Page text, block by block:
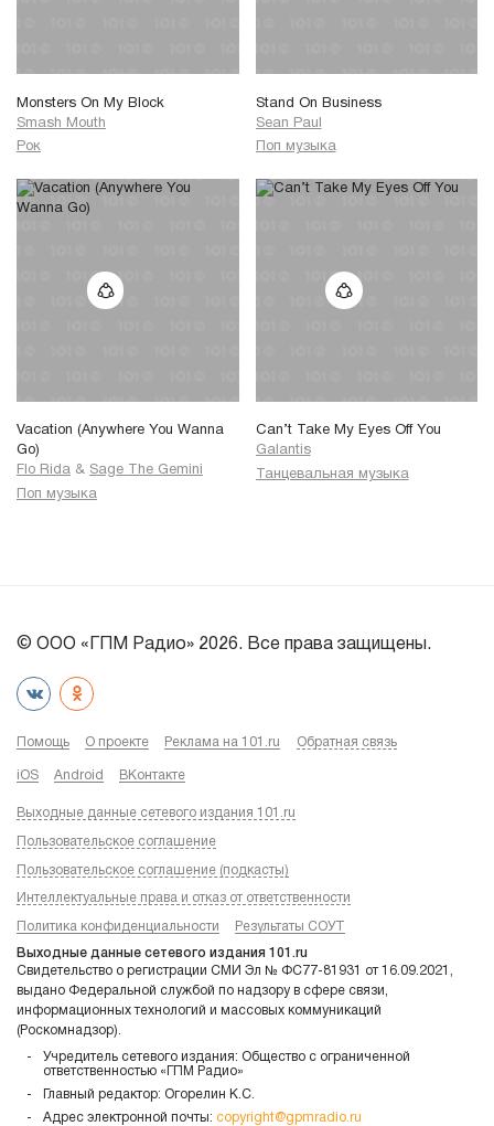
Monsters On My Block
Smash Mouth
Рок
Stand On Business
Sean Paul
Поп музыка
Vacation (Anywhere You Wanna
Go)
Flo Rida & Sage The Gemini
Поп музыка
Can’t Take My Eyes Off You
Galantis
Танцевальная музыка
© ООО «ГПМ Радио» 2026. Все права защищены.
Помощь О проекте Реклама на 101.ru Обратная связь
iOS Android ВКонтакте
Выходные данные сетевого издания 101.ru
Пользовательское соглашение
Пользовательское соглашение (подкасты)
Интеллектуальные права и отказ от ответственности
Политика конфиденциальности Результаты СОУТ
Выходные данные сетевого издания 101.ru
Свидетельство о регистрации СМИ Эл № ФС77-81931 от 16.09.2021,
выдано Федеральной службой по надзору в сфере связи,
информационных технологий и массовых коммуникаций
(Роскомнадзор).
Учредитель сетевого издания: Общество с ограниченной
ответственностью «ГПМ Радио»
Главный редактор: Огорелин К.С.
Адрес электронной почты: copyright@gpmradio.ru